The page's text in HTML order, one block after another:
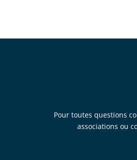
Pour toutes questions
associations ou